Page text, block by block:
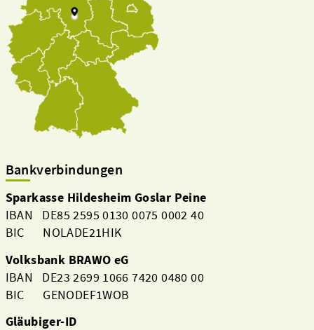
Bankverbindungen
Sparkasse Hildesheim Goslar Peine
IBAN DE85 2595 0130 0075 0002 40
BIC NOLADE21HIK
Volksbank BRAWO eG
IBAN DE23 2699 1066 7420 0480 00
BIC GENODEF1WOB
Gläubiger-ID